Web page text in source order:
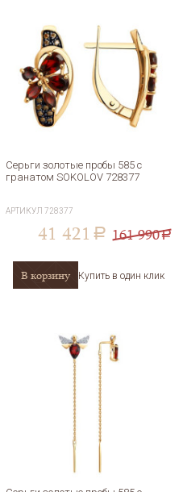
Серьги золотые пробы 585 с
гранатом SOKOLOV 728377
АРТИКУЛ728377
41 421 a 161 990a
В корзину Купить в один клик